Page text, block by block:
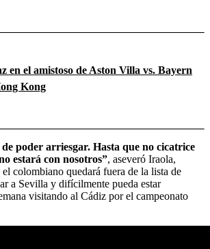
en el amistoso de Aston Villa vs. Bayern
Kong
poder arriesgar. Hasta que no cicatrice
estará con nosotros”, aseveró Iraola,
colombiano quedará fuera de la lista de
a Sevilla y difícilmente pueda estar
visitando al Cádiz por el campeonato